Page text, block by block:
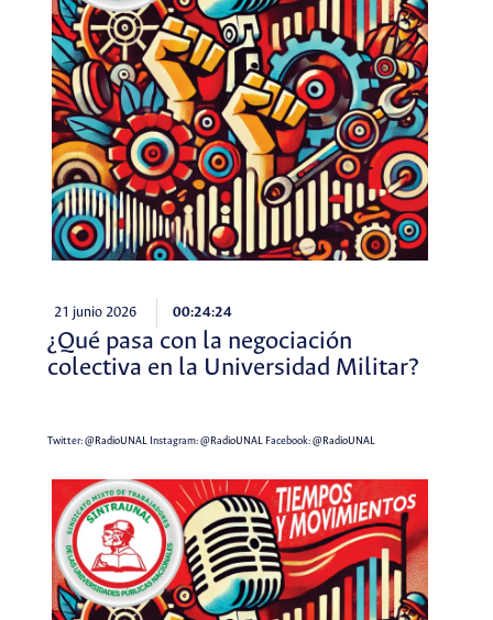
21 junio 2026 00:24:24
¿Qué pasa con la negociación
colectiva en la Universidad Militar?
Twitter:@RadioUNALInstagram:@RadioUNALFacebook:@RadioUNAL